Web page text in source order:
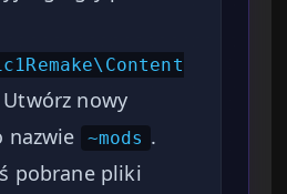
Utwórz nowy
nazwie
~mods .
pobrane pliki